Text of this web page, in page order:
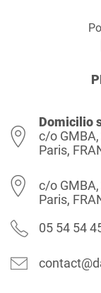
Domicilio
c/o
Paris,
c/o
Paris,
05 54 54